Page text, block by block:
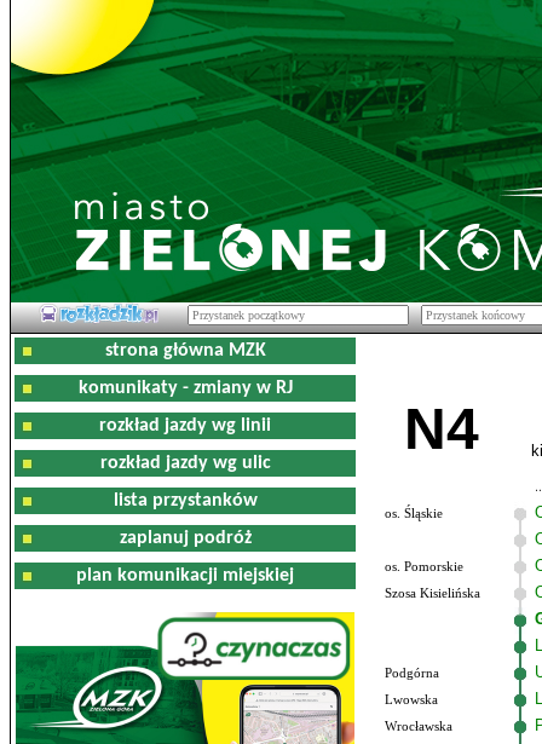
strona główna MZK
komunikaty - zmiany w RJ
rozkład jazdy wg linii
rozkład jazdy wg ulic
lista przystanków
zaplanuj podróż
plan komunikacji miejskiej
N4
os. Śląskie
os. Pomorskie
Szosa Kisielińska
Podgórna
Lwowska
Wrocławska